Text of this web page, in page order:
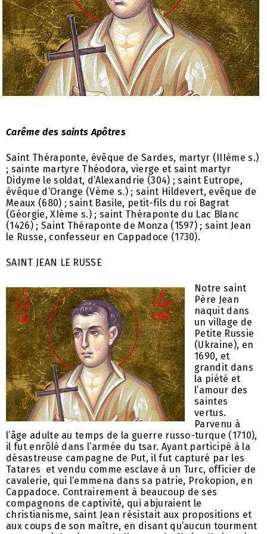
Carême des saints Apôtres
Saint Théraponte, évêque de Sardes, martyr (IIIème s.)
; sainte martyre Théodora, vierge et saint martyr
Didyme le soldat, d’Alexandrie (304) ; saint Eutrope,
évêque d’Orange (Vème s.) ; saint Hildevert, evêque de
Meaux (680) ; saint Basile, petit-fils du roi Bagrat
(Géorgie, XIème s.) ; saint Théraponte du Lac Blanc
(1426) ; Saint Théraponte de Monza (1597) ; saint Jean
le Russe, confesseur en Cappadoce (1730).
SAINT JEAN LE RUSSE
Notre saint
Père Jean
naquit dans
un village de
Petite Russie
(Ukraine), en
1690, et
grandit dans
la piété et
l’amour des
saintes
vertus.
Parvenu à
l’âge adulte au temps de la guerre russo-turque (1710),
il fut enrôlé dans l’armée du tsar. Ayant participé à la
désastreuse campagne de Put, il fut capturé par les
Tatares et vendu comme esclave à un Turc, officier de
cavalerie, qui l’emmena dans sa patrie, Prokopion, en
Cappadoce. Contrairement à beaucoup de ses
compagnons de captivité, qui abjuraient le
christianisme, saint Jean résistait aux propositions et
aux coups de son maître, en disant qu’aucun tourment